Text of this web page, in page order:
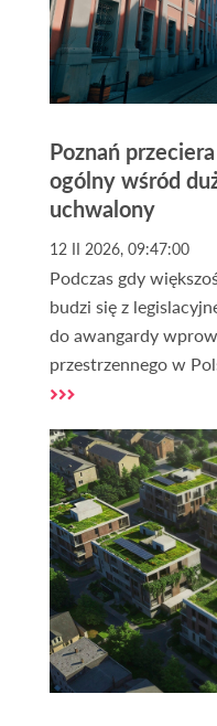
Poznań
ogólny wśród
uchwalony
12 II 2026, 09:47:00
Podczas gdy
budzi się z
do awangardy
przestrzennego w
pierwsze duże miasto
dotychczasowe
"konstytucją
wydarzenie jest tak
przegląda oferty
gruntów, procedurę
bezpieczeństwo